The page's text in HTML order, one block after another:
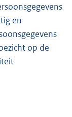
en
op de